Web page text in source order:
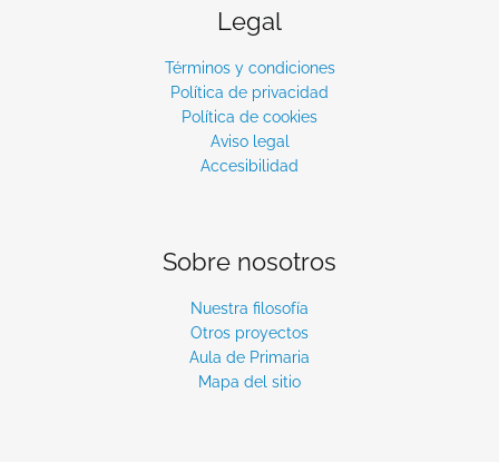
Legal
Términos y condiciones
Política de privacidad
Política de cookies
Aviso legal
Accesibilidad
Sobre nosotros
Nuestra filosofía
Otros proyectos
Aula de Primaria
Mapa del sitio